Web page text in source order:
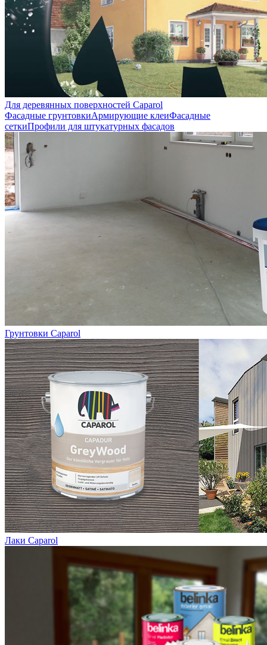
Для деревянных поверхностей Caparol
Фасадные грунтовкиАрмирующие клеиФасадные
сеткиПрофили для штукатурных фасадов
Грунтовки Caparol
Лаки Caparol